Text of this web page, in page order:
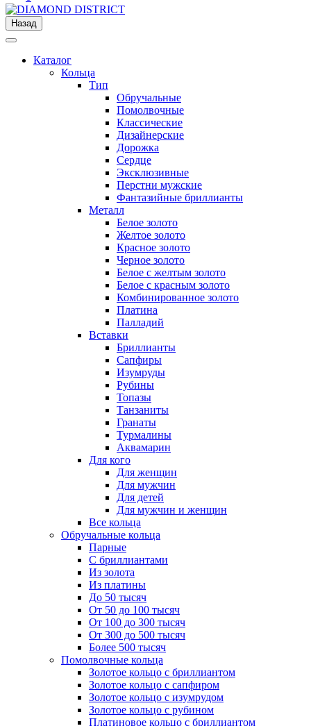
Назад
Каталог
Кольца
Тип
Обручальные
Помолвочные
Классические
Дизайнерские
Дорожка
Сердце
Эксклюзивные
Перстни мужские
Фантазийные бриллианты
Металл
Белое золото
Желтое золото
Красное золото
Черное золото
Белое с желтым золото
Белое с красным золото
Комбинированное золото
Платина
Палладий
Вставки
Бриллианты
Сапфиры
Изумруды
Рубины
Топазы
Танзаниты
Гранаты
Турмалины
Аквамарин
Для кого
Для женщин
Для мужчин
Для детей
Для мужчин и женщин
Все кольца
Обручальные кольца
Парные
С бриллиантами
Из золота
Из платины
До 50 тысяч
От 50 до 100 тысяч
От 100 до 300 тысяч
От 300 до 500 тысяч
Более 500 тысяч
Помолвочные кольца
Золотое кольцо с бриллиантом
Золотое кольцо с сапфиром
Золотое кольцо с изумрудом
Золотое кольцо с рубином
Платиновое кольцо с бриллиантом